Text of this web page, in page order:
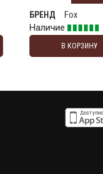
БРЕНД
Fox
Наличие
В КОРЗИНУ